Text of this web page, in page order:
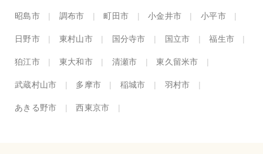
昭島市 調布市 町田市 小金井市 小平市
日野市 東村山市 国分寺市 国立市 福生市
狛江市 東大和市 清瀬市 東久留米市
武蔵村山市 多摩市 稲城市 羽村市
あきる野市 西東京市